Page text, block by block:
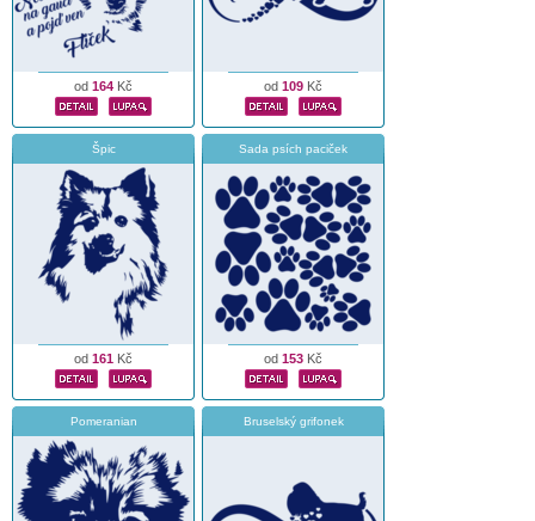
od 164 Kč od 109 Kč
Špic
od 161 Kč
Sada psích paciček
od 153 Kč
Pomeranian Bruselský grifonek